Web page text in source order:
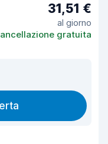
31,51 €
al giorno
gratuita